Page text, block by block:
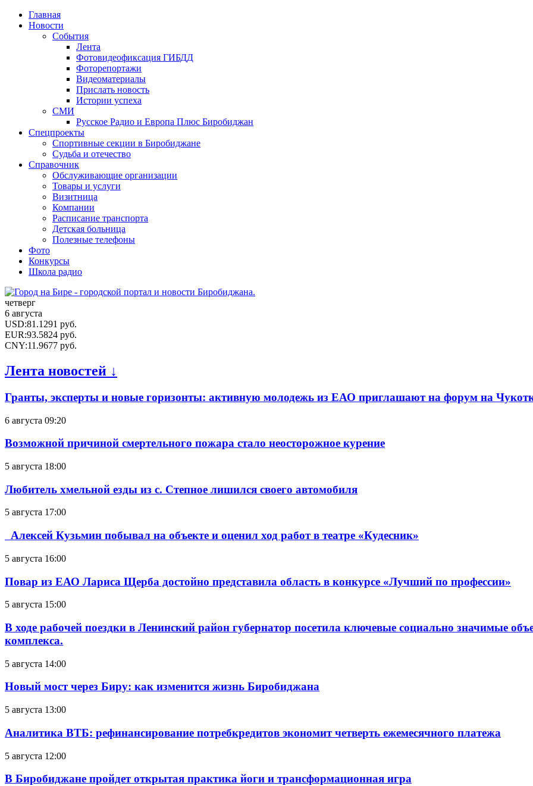
Главная
Новости
События
Лента
Фотовидеофиксация ГИБДД
Фоторепортажи
Видеоматериалы
Прислать новость
Истории успеха
СМИ
Русское Радио и Европа Плюс Биробиджан
Спецпроекты
Спортивные секции в Биробиджане
Судьба и отечество
Справочник
Обслуживающие организации
Товары и услуги
Визитница
Компании
Расписание транспорта
Детская больница
Полезные телефоны
Фото
Конкурсы
Школа радио
четверг
6 августа
USD:81.1291 руб.
EUR:93.5824 руб.
CNY:11.9677 руб.
Лента новостей ↓
Гранты, эксперты и новые горизонты: активную молодежь из ЕАО приглашают на форум на
6 августа 09:20
Возможной причиной смертельного пожара стало неосторожное курение
5 августа 18:00
Любитель хмельной езды из с. Степное лишился своего автомобиля
5 августа 17:00
Алексей Кузьмин побывал на объекте и оценил ход работ в театре «Кудесник»
5 августа 16:00
Повар из ЕАО Лариса Щерба достойно представила область в конкурсе «Лучший по профессии»
5 августа 15:00
В ходе рабочей поездки в Ленинский район губернатор посетила ключевые социально значимые
комплекса.
5 августа 14:00
Новый мост через Биру: как изменится жизнь Биробиджана
5 августа 13:00
Аналитика ВТБ: рефинансирование потребкредитов экономит четверть ежемесячного платежа
5 августа 12:00
В Биробиджане пройдет открытая практика йоги и трансформационная игра